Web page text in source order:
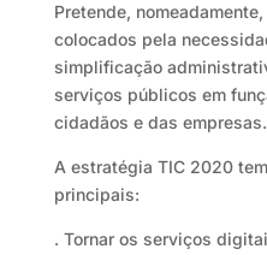
Pretende,
colocados pela
simplificação
serviços públicos em
cidadãos e das empresas.
A estratégia TIC 2020
principais:
. Tornar os serviços